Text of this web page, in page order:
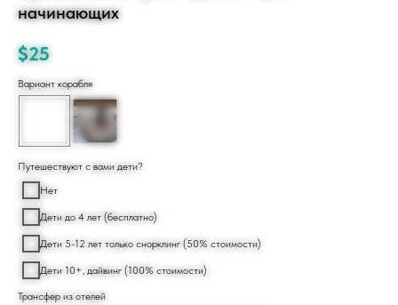
начинающих
$25
Вариант корабля
Путешествуют с вами дети?
Нет
Дети до 4 лет (бесплатно)
Дети 5-12 лет только снорклинг (50% стоимости)
Дети 10+, дайвинг (100% стоимости)
Трансфер из отелей